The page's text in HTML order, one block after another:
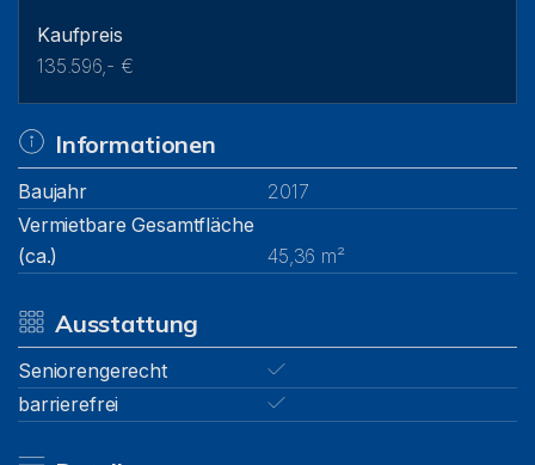
Kaufpreis
135.596,- €
Informationen
Baujahr
2017
Vermietbare Gesamtfläche
(ca.)
45,36 m²
Ausstattung
Seniorengerecht
barrierefrei